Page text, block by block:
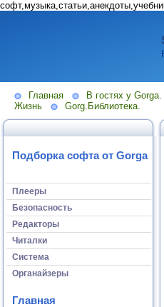
Главная В гостях у
Жизнь
Gorg.Библиотека.
Подборка софта от Gorga
Плееры
Безопасность
Редакторы
Читалки
Система
Органайзеры
Главная